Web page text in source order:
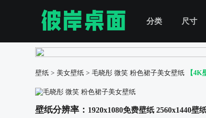
分类 尺寸
壁纸 > 美女壁纸 > 毛晓彤 微笑 粉色裙子美女壁纸 【4K
壁纸分辨率： 1920x1080免费壁纸 2560x1440壁